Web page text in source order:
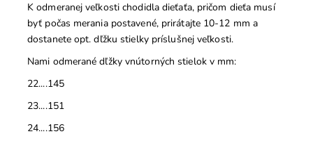
K odmeranej veľkosti chodidla dieťaťa, pričom dieťa musí
byť počas merania postavené, prirátajte 10-12 mm a
dostanete opt. dľžku stielky príslušnej veľkosti.
Nami odmerané dľžky vnútorných stielok v mm:
22....145
23....151
24....156